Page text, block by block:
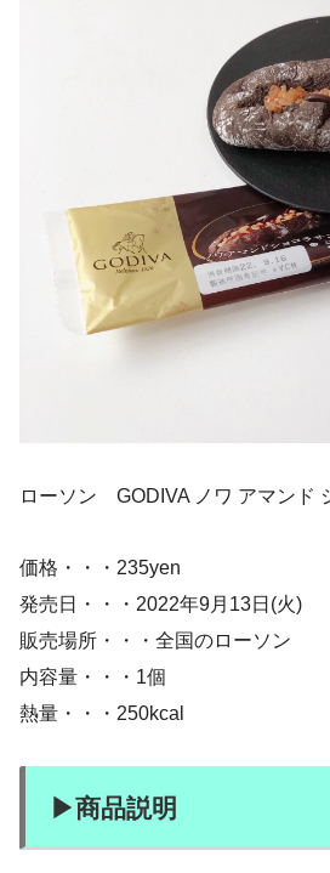
ローソン GODIVA ノワ アマンド
価格・・・235yen
発売日・・・2022年9月13日(火)
販売場所・・・全国のローソン
内容量・・・1個
熱量・・・250kcal
▶商品説明